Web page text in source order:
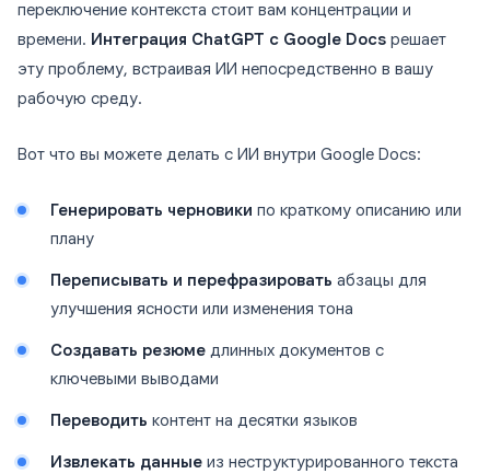
переключение контекста стоит вам концентрации и
времени. Интеграция ChatGPT с Google Docs решает
эту проблему, встраивая ИИ непосредственно в вашу
рабочую среду.
Вот что вы можете делать с ИИ внутри Google Docs:
Генерировать черновики по краткому описанию или
плану
Переписывать и перефразировать абзацы для
улучшения ясности или изменения тона
Создавать резюме длинных документов с
ключевыми выводами
Переводить контент на десятки языков
Извлекать данные из неструктурированного текста